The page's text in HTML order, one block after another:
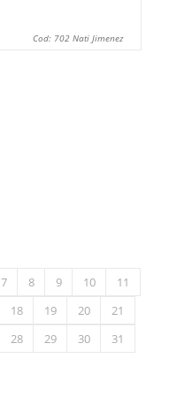
Cod: 702 Nati Jimenez
7 8 9 10
11
18 19 20
21
28 29 30
31